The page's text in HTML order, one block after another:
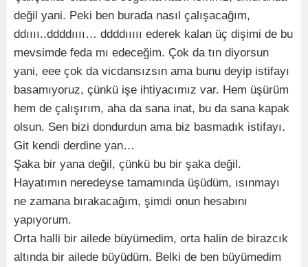
değil yani. Peki ben burada nasıl çalışacağım,
ddıııı..ddddıııı… ddddııııı ederek kalan üç dişimi de bu
mevsimde feda mı edeceğim. Çok da tın diyorsun
yani, eee çok da vicdansızsın ama bunu deyip istifayı
basamıyoruz, çünkü işe ihtiyacımız var. Hem üşürüm
hem de çalışırım, aha da sana inat, bu da sana kapak
olsun. Sen bizi dondurdun ama biz basmadık istifayı.
Git kendi derdine yan…
Şaka bir yana değil, çünkü bu bir şaka değil.
Hayatımın neredeyse tamamında üşüdüm, ısınmayı
ne zamana bırakacağım, şimdi onun hesabını
yapıyorum.
Orta halli bir ailede büyümedim, orta halin de birazcık
altında bir ailede büyüdüm. Belki de ben büyümedim